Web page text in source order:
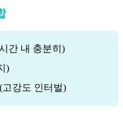
간 내 충분히)
)
고강도 인터벌)